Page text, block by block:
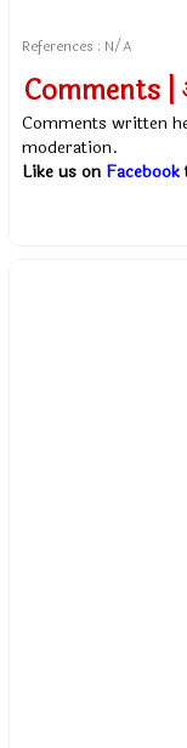
References : N/A
Comments |
Comments written
moderation.
Like us on Facebook